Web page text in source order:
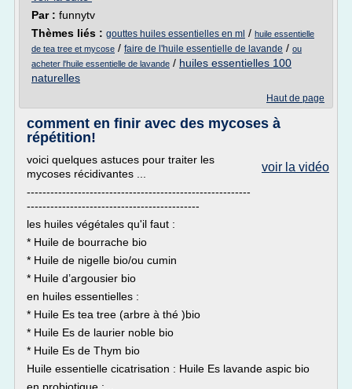
Par : funnytv
Thèmes liés : gouttes huiles essentielles en ml / huile essentielle
de tea tree et mycose / faire de l'huile essentielle de lavande / ou
acheter l'huile essentielle de lavande / huiles essentielles 100
naturelles
Haut de page
comment en finir avec des mycoses à
répétition!
voir la vidéo
voici quelques astuces pour traiter les
mycoses récidivantes ...
---------------------------------------------------------
--------------------------------------------
les huiles végétales qu'il faut :
* Huile de bourrache bio
* Huile de nigelle bio/ou cumin
* Huile d’argousier bio
en huiles essentielles :
* Huile Es tea tree (arbre à thé )bio
* Huile Es de laurier noble bio
* Huile Es de Thym bio
Huile essentielle cicatrisation : Huile Es lavande aspic bio